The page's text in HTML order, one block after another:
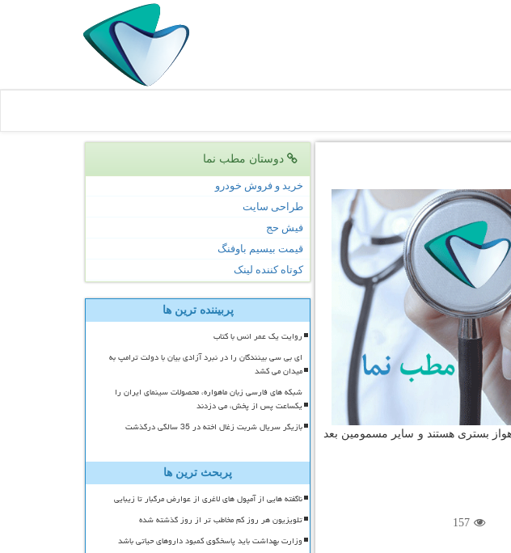
درمانی رامهرمز و اهواز بستری هستند و سایر مسمومین بعد
157
دوستان مطب نما
خرید و فروش خودرو
طراحی سایت
فیش حج
قیمت بیسیم باوفنگ
کوتاه کننده لینک
پربیننده ترین ها
روایت یک عمر انس با کتاب
ای بی سی بینندگان را در نبرد آزادی بیان با دولت ترامپ به
میدان می کشد
شبکه های فارسی زبان ماهواره، محصولات سینمای ایران را
یکساعت پس از پخش، می دزدند
بازیگر سریال شربت زغال اخته در 35 سالگی درگذشت
پربحث ترین ها
ناگفته هایی از آمپول های لاغری از عوارض مرگبار تا زیبایی
تلویزیون هر روز کم مخاطب تر از روز گذشته شده
وزارت بهداشت باید پاسخگوی کمبود داروهای حیاتی باشد